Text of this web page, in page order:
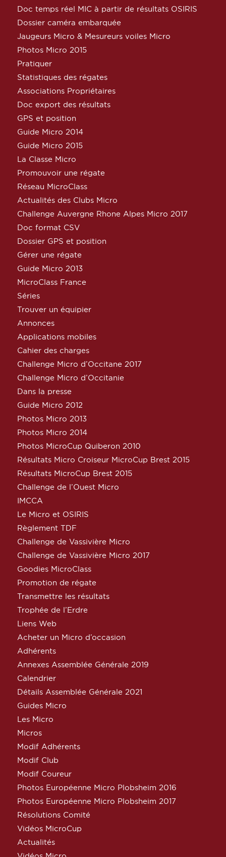
Doc temps réel MIC à partir de résultats OSIRIS
Dossier caméra embarquée
Jaugeurs Micro & Mesureurs voiles Micro
Photos Micro 2015
Pratiquer
Statistiques des régates
Associations Propriétaires
Doc export des résultats
GPS et position
Guide Micro 2014
Guide Micro 2015
La Classe Micro
Promouvoir une régate
Réseau MicroClass
Actualités des Clubs Micro
Challenge Auvergne Rhone Alpes Micro 2017
Doc format CSV
Dossier GPS et position
Gérer une régate
Guide Micro 2013
MicroClass France
Séries
Trouver un équipier
Annonces
Applications mobiles
Cahier des charges
Challenge Micro d’Occitane 2017
Challenge Micro d’Occitanie
Dans la presse
Guide Micro 2012
Photos Micro 2013
Photos Micro 2014
Photos MicroCup Quiberon 2010
Résultats Micro Croiseur MicroCup Brest 2015
Résultats MicroCup Brest 2015
Challenge de l’Ouest Micro
IMCCA
Le Micro et OSIRIS
Règlement TDF
Challenge de Vassivière Micro
Challenge de Vassivière Micro 2017
Goodies MicroClass
Promotion de régate
Transmettre les résultats
Trophée de l’Erdre
Liens Web
Acheter un Micro d’occasion
Adhérents
Annexes Assemblée Générale 2019
Calendrier
Détails Assemblée Générale 2021
Guides Micro
Les Micro
Micros
Modif Adhérents
Modif Club
Modif Coureur
Photos Européenne Micro Plobsheim 2016
Photos Européenne Micro Plobsheim 2017
Résolutions Comité
Vidéos MicroCup
Actualités